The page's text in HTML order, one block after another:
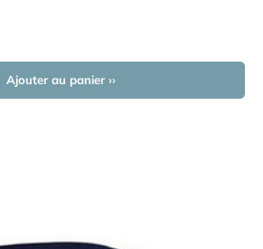
Ajouter au panier ››